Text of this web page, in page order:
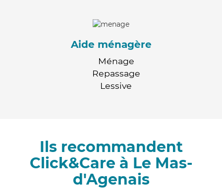
Aide ménagère
Ménage
Repassage
Lessive
Ils recommandent
Click&Care à Le Mas-
d'Agenais